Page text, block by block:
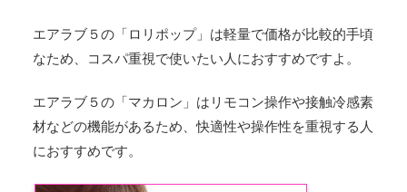
エアラブ５の「ロリポップ」は軽量で価格が比較的手頃
なため、コスパ重視で使いたい人におすすめですよ。
エアラブ５の「マカロン」はリモコン操作や接触冷感素
材などの機能があるため、快適性や操作性を重視する人
におすすめです。